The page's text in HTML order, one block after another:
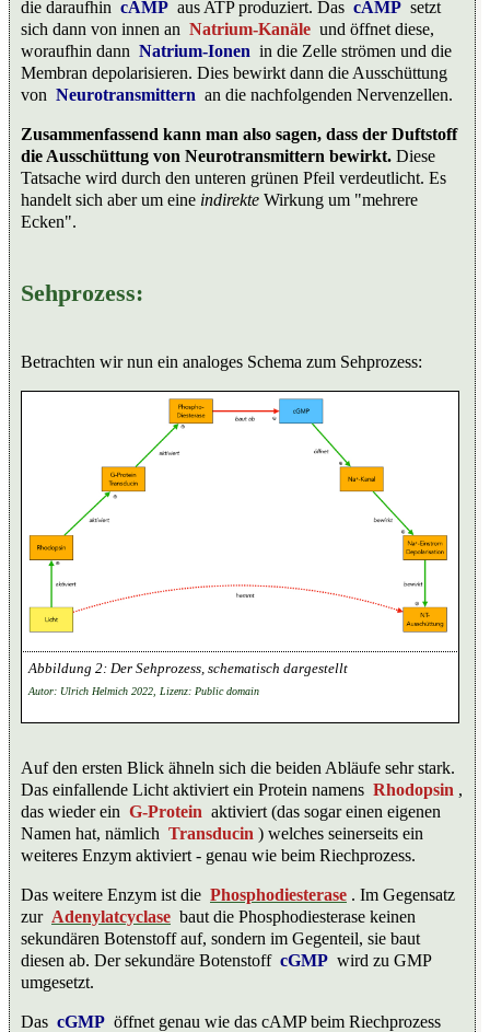
die daraufhin cAMP aus ATP produziert. Das cAMP setzt
sich dann von innen an Natrium-Kanäle und öffnet diese,
woraufhin dann Natrium-Ionen in die Zelle strömen und die
Membran depolarisieren. Dies bewirkt dann die Ausschüttung
von Neurotransmittern an die nachfolgenden Nervenzellen.
Zusammenfassend kann man also sagen, dass der Duftstoff
die Ausschüttung von Neurotransmittern bewirkt. Diese
Tatsache wird durch den unteren grünen Pfeil verdeutlicht. Es
handelt sich aber um eine indirekte Wirkung um "mehrere
Ecken".
Sehprozess:
Betrachten wir nun ein analoges Schema zum Sehprozess:
Der Sehprozess, schematisch dargestellt
Autor: Ulrich Helmich 2022, Lizenz: Public domain
Auf den ersten Blick ähneln sich die beiden Abläufe sehr stark.
Das einfallende Licht aktiviert ein Protein namens Rhodopsin ,
das wieder ein G-Protein aktiviert (das sogar einen eigenen
Namen hat, nämlich Transducin ) welches seinerseits ein
weiteres Enzym aktiviert - genau wie beim Riechprozess.
Das weitere Enzym ist die Phosphodiesterase . Im Gegensatz
zur Adenylatcyclase baut die Phosphodiesterase keinen
sekundären Botenstoff auf, sondern im Gegenteil, sie baut
diesen ab. Der sekundäre Botenstoff cGMP wird zu GMP
umgesetzt.
Das cGMP öffnet genau wie das cAMP beim Riechprozess